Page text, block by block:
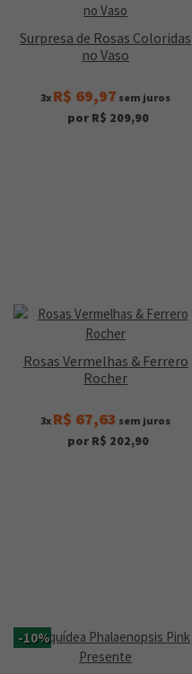
Surpresa de Rosas Coloridas
no Vaso
3x R$ 69,97 sem juros
por R$ 209,90
Rosas Vermelhas & Ferrero
Rocher
3x R$ 67,63 sem juros
por R$ 202,90
-10%